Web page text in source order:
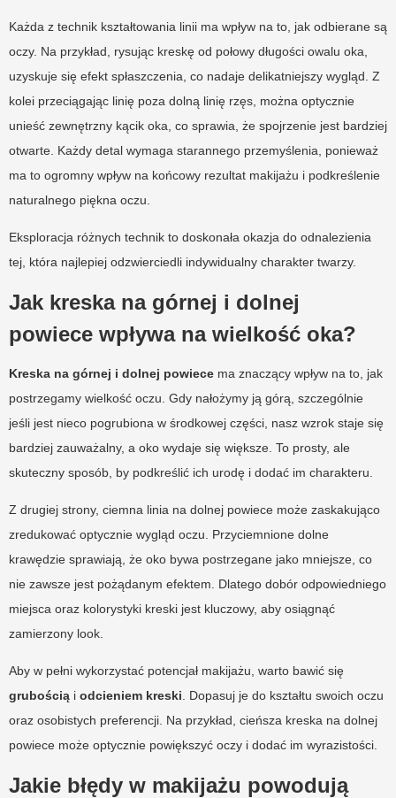
Każda z technik kształtowania linii ma wpływ na to, jak odbierane są
oczy. Na przykład, rysując kreskę od połowy długości owalu oka,
uzyskuje się efekt spłaszczenia, co nadaje delikatniejszy wygląd. Z
kolei przeciągając linię poza dolną linię rzęs, można optycznie
unieść zewnętrzny kącik oka, co sprawia, że spojrzenie jest bardziej
otwarte. Każdy detal wymaga starannego przemyślenia, ponieważ
ma to ogromny wpływ na końcowy rezultat makijażu i podkreślenie
naturalnego piękna oczu.
Eksploracja różnych technik to doskonała okazja do odnalezienia
tej, która najlepiej odzwierciedli indywidualny charakter twarzy.
Jak kreska na górnej i dolnej
powiece wpływa na wielkość oka?
Kreska na górnej i dolnej powiece ma znaczący wpływ na to, jak
postrzegamy wielkość oczu. Gdy nałożymy ją górą, szczególnie
jeśli jest nieco pogrubiona w środkowej części, nasz wzrok staje się
bardziej zauważalny, a oko wydaje się większe. To prosty, ale
skuteczny sposób, by podkreślić ich urodę i dodać im charakteru.
Z drugiej strony, ciemna linia na dolnej powiece może zaskakująco
zredukować optycznie wygląd oczu. Przyciemnione dolne
krawędzie sprawiają, że oko bywa postrzegane jako mniejsze, co
nie zawsze jest pożądanym efektem. Dlatego dobór odpowiedniego
miejsca oraz kolorystyki kreski jest kluczowy, aby osiągnąć
zamierzony look.
Aby w pełni wykorzystać potencjał makijażu, warto bawić się
grubością i odcieniem kreski . Dopasuj je do kształtu swoich oczu
oraz osobistych preferencji. Na przykład, cieńsza kreska na dolnej
powiece może optycznie powiększyć oczy i dodać im wyrazistości.
Jakie błędy w makijażu powodują